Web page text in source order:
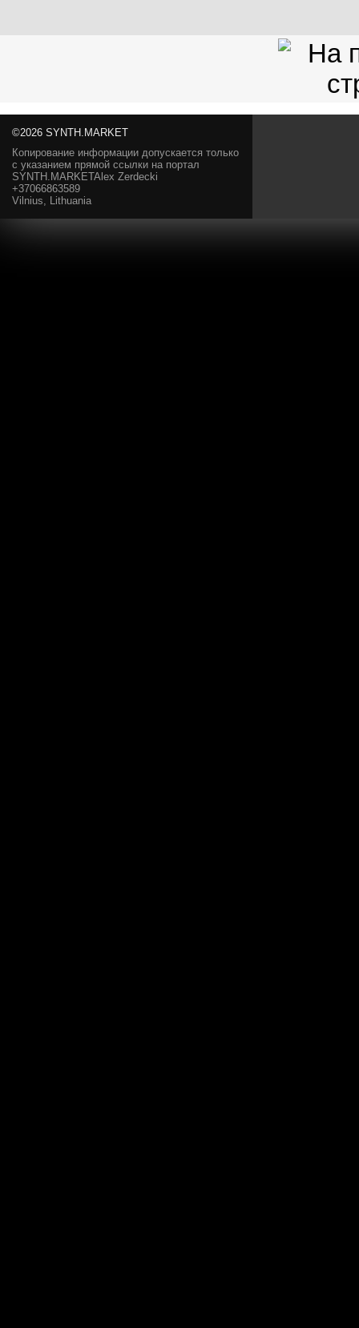
©2026 SYNTH.MARKET
Копирование информации допускается только
с указанием прямой ссылки на портал
SYNTH.MARKETAlex Zerdecki
+37066863589
Vilnius, Lithuania